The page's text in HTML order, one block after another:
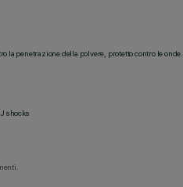
la penetrazione della polvere, protetto contro le onde.
shocks